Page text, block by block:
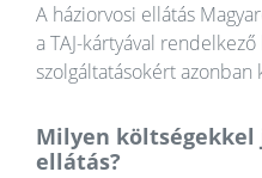
A háziorvosi ellátás
a TAJ-kártyával
szolgáltatásokért
Milyen költségekkel
ellátás?